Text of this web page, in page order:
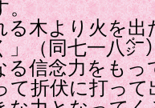
。
る木より火を
」（同七一八㌻
る信念力をもっ
て折伏に打っ